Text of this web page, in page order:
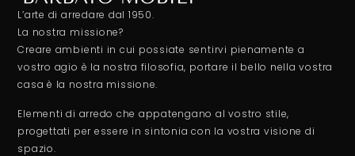
L’arte di arredare dal 1950.
La nostra missione?
Creare ambienti in cui possiate sentirvi pienamente a
vostro agio è la nostra filosofia, portare il bello nella vostra
casa è la nostra missione.
Elementi di arredo che appatengano al vostro stile,
progettati per essere in sintonia con la vostra visione di
spazio.